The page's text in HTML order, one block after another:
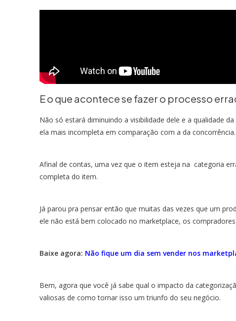
E o que acontece se fazer o processo
Não só estará diminuindo a visibilidade dele e a qualidade
ela mais incompleta em comparação com a da concorrência.
Afinal de contas, uma vez que o item esteja na categoria
completa do item.
Já parou pra pensar então que muitas das vezes que um
ele não está bem colocado no marketplace, os
Baixe agora: Não fique um dia sem vender nos
Bem, agora que você já sabe qual o impacto da
valiosas de como tornar isso um triunfo do seu negócio.